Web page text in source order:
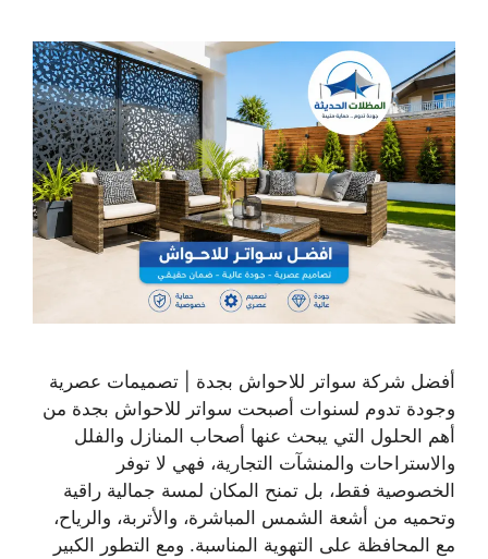
أفضل شركة سواتر للاحواش بجدة | تصميمات عصرية
وجودة تدوم لسنوات أصبحت سواتر للاحواش بجدة من
أهم الحلول التي يبحث عنها أصحاب المنازل والفلل
والاستراحات والمنشآت التجارية، فهي لا توفر
الخصوصية فقط، بل تمنح المكان لمسة جمالية راقية
وتحميه من أشعة الشمس المباشرة، والأتربة، والرياح،
مع المحافظة على التهوية المناسبة. ومع التطور الكبير